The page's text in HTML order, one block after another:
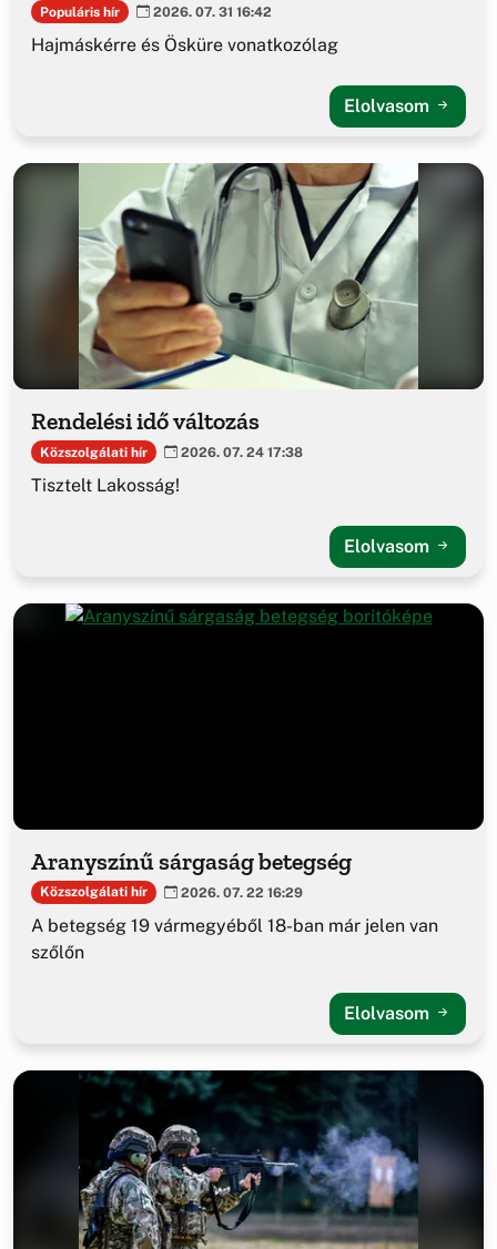
Populáris hír 2026. 07. 31 16:42
Hajmáskérre és Ösküre vonatkozólag
Elolvasom
Rendelési idő változás
Közszolgálati hír 2026. 07. 24 17:38
Tisztelt Lakosság!
Elolvasom
Aranyszínű sárgaság betegség
Közszolgálati hír 2026. 07. 22 16:29
A betegség 19 vármegyéből 18-ban már jelen van
szőlőn
Elolvasom